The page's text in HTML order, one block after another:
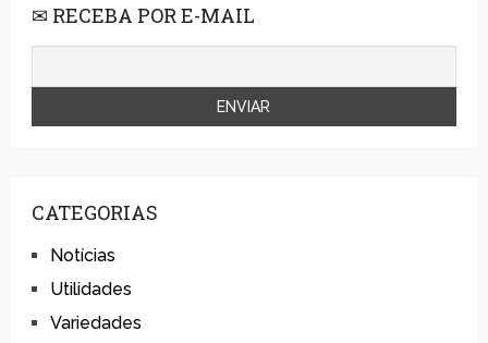
✉ RECEBA POR E-MAIL
CATEGORIAS
Notícias
Utilidades
Variedades